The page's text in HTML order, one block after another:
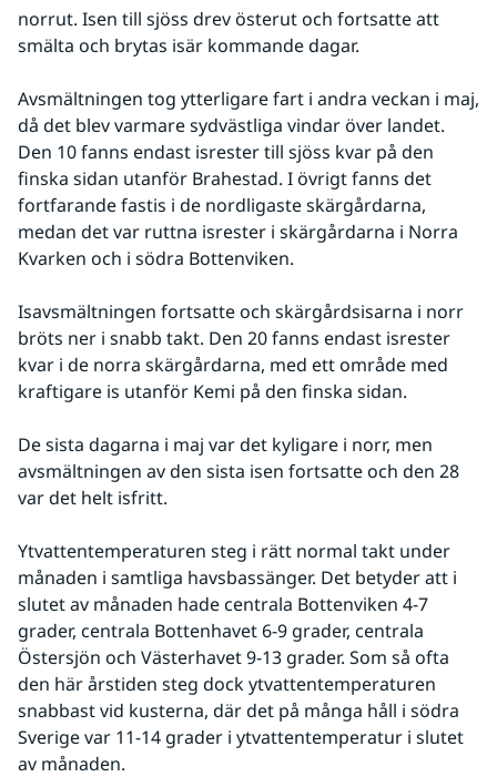
norrut. Isen till sjöss drev österut och fortsatte att
smälta och brytas isär kommande dagar.
Avsmältningen tog ytterligare fart i andra veckan i maj,
då det blev varmare sydvästliga vindar över landet.
Den 10 fanns endast isrester till sjöss kvar på den
finska sidan utanför Brahestad. I övrigt fanns det
fortfarande fastis i de nordligaste skärgårdarna,
medan det var ruttna isrester i skärgårdarna i Norra
Kvarken och i södra Bottenviken.
Isavsmältningen fortsatte och skärgårdsisarna i norr
bröts ner i snabb takt. Den 20 fanns endast isrester
kvar i de norra skärgårdarna, med ett område med
kraftigare is utanför Kemi på den finska sidan.
De sista dagarna i maj var det kyligare i norr, men
avsmältningen av den sista isen fortsatte och den 28
var det helt isfritt.
Ytvattentemperaturen steg i rätt normal takt under
månaden i samtliga havsbassänger. Det betyder att i
slutet av månaden hade centrala Bottenviken 4-7
grader, centrala Bottenhavet 6-9 grader, centrala
Östersjön och Västerhavet 9-13 grader. Som så ofta
den här årstiden steg dock ytvattentemperaturen
snabbast vid kusterna, där det på många håll i södra
Sverige var 11-14 grader i ytvattentemperatur i slutet
av månaden.